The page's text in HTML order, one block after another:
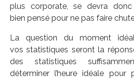
plus corporate, se devra donc
bien pensé pour ne pas faire
La question du moment
vos statistiques seront la
des statistiques
déterminer l’heure idéale pour